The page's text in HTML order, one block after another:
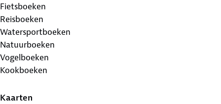
Fietsboeken
Reisboeken
Watersportboeken
Natuurboeken
Vogelboeken
Kookboeken
Kaarten